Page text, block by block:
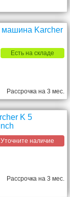
машина Karcher
Есть на складе
Рассрочка на 3 мес.
K 5
Уточните наличие
Рассрочка на 3 мес.